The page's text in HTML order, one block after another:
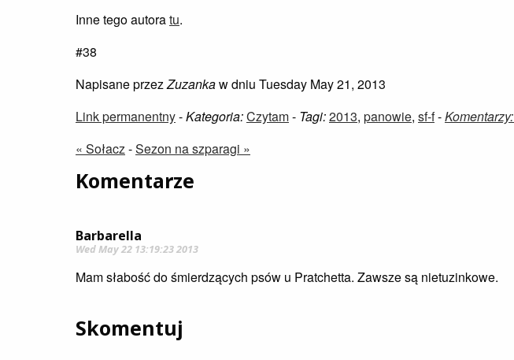
Inne tego autoratu.
#38
Napisane przezZuzankaw dniu Tuesday May 21, 2013
Link permanentny-Kategoria:Czytam- Tagi:2013, panowie, sf-f-Komentarzy:
« Sołacz-Sezon na szparagi »
Komentarze
Barbarella
Wed May 22 13:19:23 2013
Mam słabość do śmierdzących psów u Pratchetta. Zawsze są nietuzinkowe.
Skomentuj